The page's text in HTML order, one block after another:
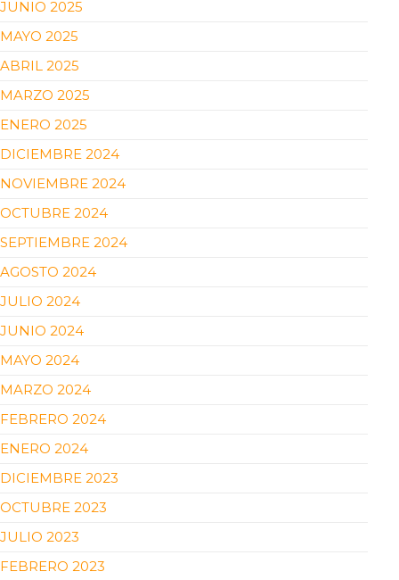
JUNIO 2025
MAYO 2025
ABRIL 2025
MARZO 2025
ENERO 2025
DICIEMBRE 2024
NOVIEMBRE 2024
OCTUBRE 2024
SEPTIEMBRE 2024
AGOSTO 2024
JULIO 2024
JUNIO 2024
MAYO 2024
MARZO 2024
FEBRERO 2024
ENERO 2024
DICIEMBRE 2023
OCTUBRE 2023
JULIO 2023
FEBRERO 2023